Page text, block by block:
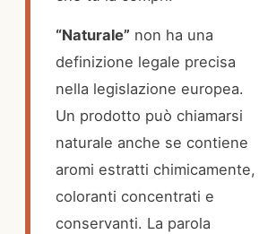
“Naturale” non ha una
definizione legale precisa
nella legislazione europea.
Un prodotto può chiamarsi
naturale anche se contiene
aromi estratti chimicamente,
coloranti concentrati e
conservanti. La parola